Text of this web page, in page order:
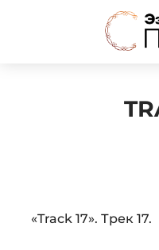
Audio
«Track 17». Трек 17.